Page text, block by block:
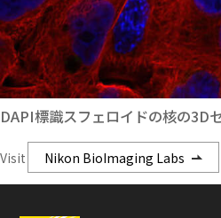
DAPI標識スフェロイドの核の3D
Visit Nikon BioImaging Labs